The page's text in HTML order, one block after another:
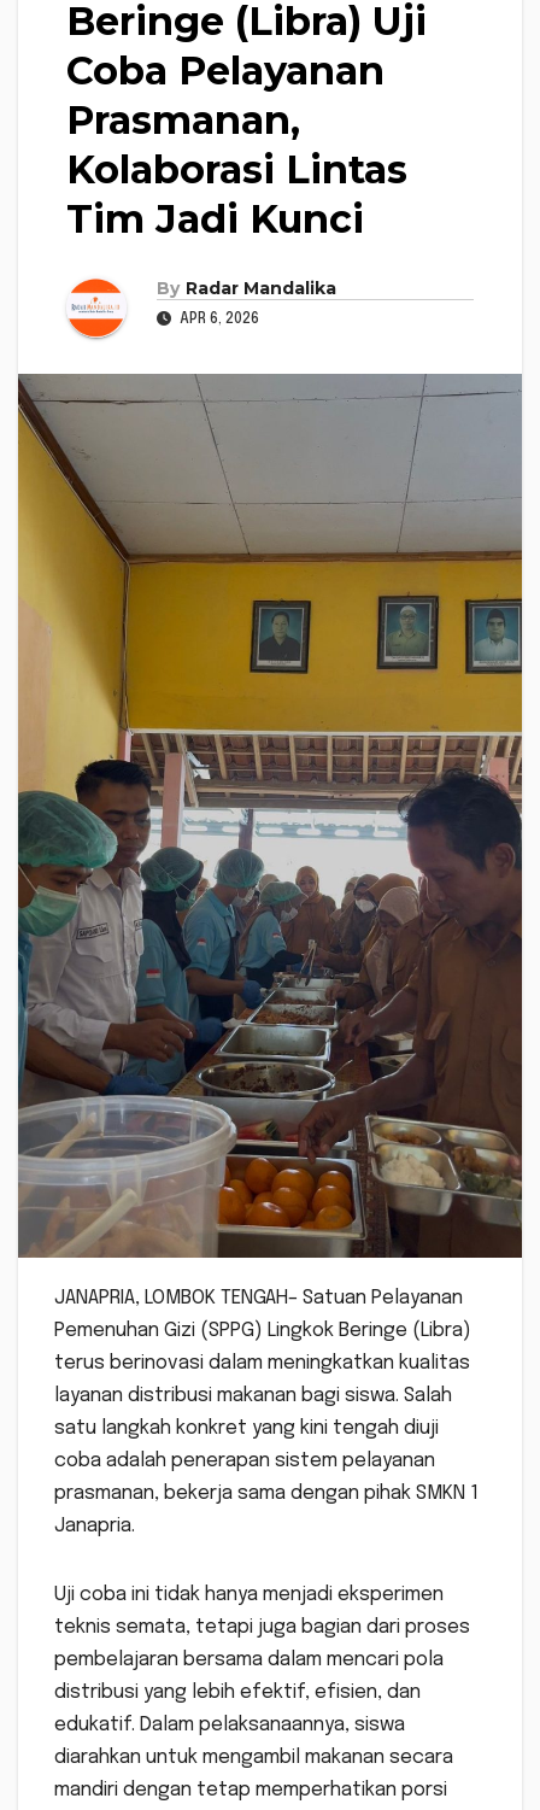
Beringe (Libra) Uji
Coba Pelayanan
Prasmanan,
Kolaborasi Lintas
Tim Jadi Kunci
By Radar Mandalika
APR 6, 2026
JANAPRIA, LOMBOK TENGAH– Satuan Pelayanan
Pemenuhan Gizi (SPPG) Lingkok Beringe (Libra)
terus berinovasi dalam meningkatkan kualitas
layanan distribusi makanan bagi siswa. Salah
satu langkah konkret yang kini tengah diuji
coba adalah penerapan sistem pelayanan
prasmanan, bekerja sama dengan pihak SMKN 1
Janapria.
Uji coba ini tidak hanya menjadi eksperimen
teknis semata, tetapi juga bagian dari proses
pembelajaran bersama dalam mencari pola
distribusi yang lebih efektif, efisien, dan
edukatif. Dalam pelaksanaannya, siswa
diarahkan untuk mengambil makanan secara
mandiri dengan tetap memperhatikan porsi